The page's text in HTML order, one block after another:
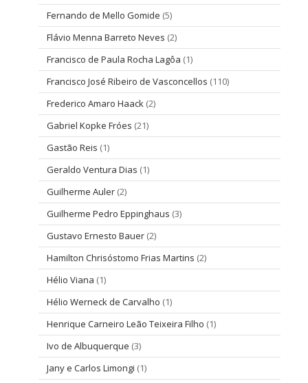
Fernando de Mello Gomide (5)
Flávio Menna Barreto Neves (2)
Francisco de Paula Rocha Lagôa (1)
Francisco José Ribeiro de Vasconcellos (110)
Frederico Amaro Haack (2)
Gabriel Kopke Fróes (21)
Gastão Reis (1)
Geraldo Ventura Dias (1)
Guilherme Auler (2)
Guilherme Pedro Eppinghaus (3)
Gustavo Ernesto Bauer (2)
Hamilton Chrisóstomo Frias Martins (2)
Hélio Viana (1)
Hélio Werneck de Carvalho (1)
Henrique Carneiro Leão Teixeira Filho (1)
Ivo de Albuquerque (3)
Jany e Carlos Limongi (1)